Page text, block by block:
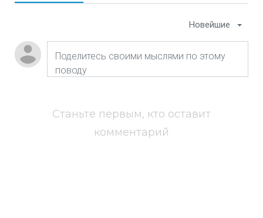
Новейшие
Станьте первым, кто оставит
комментарий